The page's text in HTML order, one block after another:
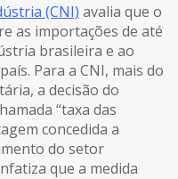
(CNI) avalia que o
as importações de até
brasileira e ao
Para a CNI, mais do
a decisão do
“taxa das
concedida a
do setor
que a medida